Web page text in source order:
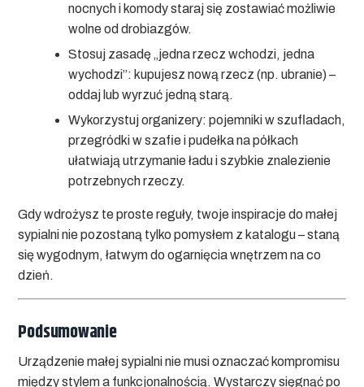
nocnych i komody staraj się zostawiać możliwie
wolne od drobiazgów.
Stosuj zasadę „jedna rzecz wchodzi, jedna
wychodzi”: kupujesz nową rzecz (np. ubranie) –
oddaj lub wyrzuć jedną starą.
Wykorzystuj organizery: pojemniki w szufladach,
przegródki w szafie i pudełka na półkach
ułatwiają utrzymanie ładu i szybkie znalezienie
potrzebnych rzeczy.
Gdy wdrożysz te proste reguły, twojeinspiracje do małej
sypialninie pozostaną tylko pomysłem z katalogu – staną
się wygodnym, łatwym do ogarnięcia wnętrzem na co
dzień.
Podsumowanie
Urządzenie małej sypialni nie musi oznaczać kompromisu
między stylem a funkcjonalnością. Wystarczy sięgnąć po